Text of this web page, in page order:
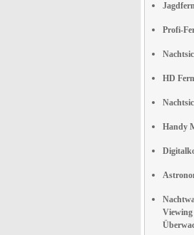
Profi-
HD
Handy
Viewing